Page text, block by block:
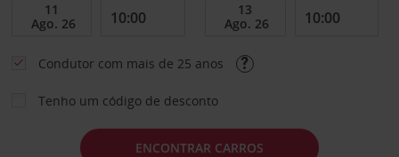
Condutor com mais de 25 anos
Tenho um código de desconto
ENCONTRAR CARROS